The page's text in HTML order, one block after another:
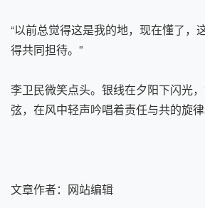
“以前总觉得这是我的地，现在懂了，
得共同担待。”
李卫民微笑点头。银线在夕阳下闪光
弦，在风中轻声吟唱着责任与共的旋律
文章作者： 网站编辑